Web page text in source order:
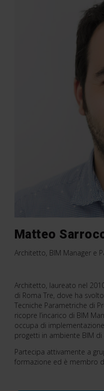
Matteo
Architetto, BIM Manager e
Architetto, laureato nel
di Roma Tre, dove ha
Tecniche Parametriche di
ricopre l’incarico di BIM
occupa di
progetti in ambiente BIM di
Partecipa attivamente a
formazione ed è membro